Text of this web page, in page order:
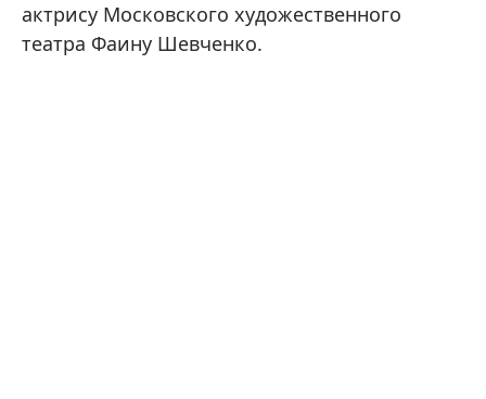
актрису Московского художественного
театра Фаину Шевченко.